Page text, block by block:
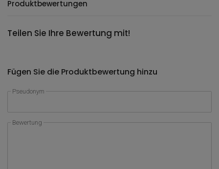
Produktbewertungen
Teilen Sie Ihre Bewertung mit!
Fügen Sie die Produktbewertung hinzu
Pseudonym
Bewertung